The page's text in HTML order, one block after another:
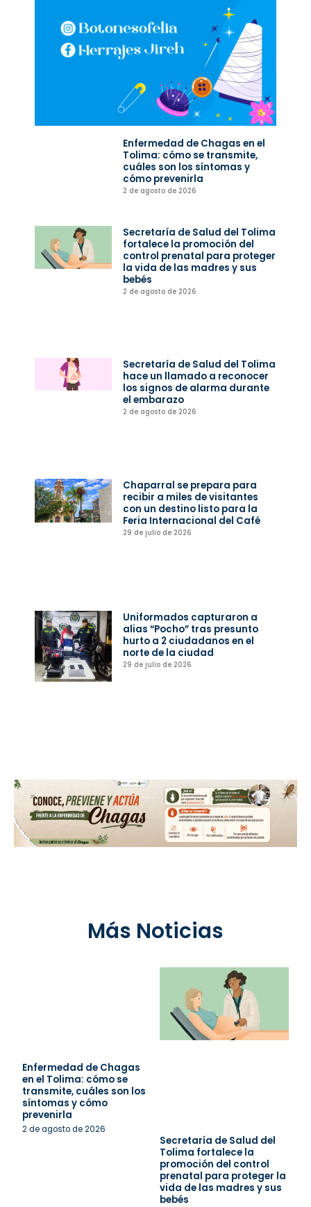
Enfermedad de Chagas en el
Tolima: cómo se transmite,
cuáles son los síntomas y
cómo prevenirla
2 de agosto de 2026
Secretaría de Salud del Tolima
fortalece la promoción del
control prenatal para proteger
la vida de las madres y sus
bebés
2 de agosto de 2026
Secretaría de Salud del Tolima
hace un llamado a reconocer
los signos de alarma durante
el embarazo
2 de agosto de 2026
Chaparral se prepara para
recibir a miles de visitantes
con un destino listo para la
Feria Internacional del Café
29 de julio de 2026
Uniformados capturaron a
alias “Pocho” tras presunto
hurto a 2 ciudadanos en el
norte de la ciudad
29 de julio de 2026
Más Noticias
Enfermedad de Chagas
en el Tolima: cómo se
transmite, cuáles son los
síntomas y cómo
prevenirla
2 de agosto de 2026
Secretaría de Salud del
Tolima fortalece la
promoción del control
prenatal para proteger la
vida de las madres y sus
bebés